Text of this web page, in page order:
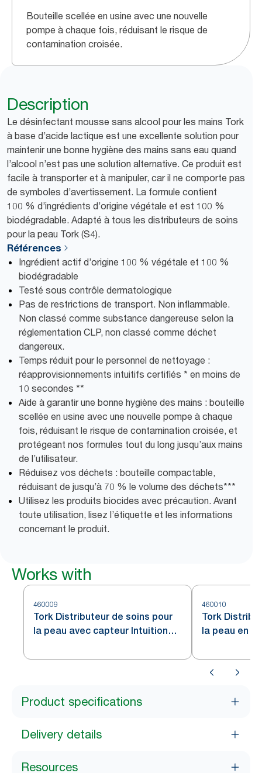
Bouteille scellée en usine avec une nouvelle
pompe à chaque fois, réduisant le risque de
contamination croisée.
Description
Le désinfectant mousse sans alcool pour les mains Tork
à base d’acide lactique est une excellente solution pour
maintenir une bonne hygiène des mains sans eau quand
l’alcool n’est pas une solution alternative. Ce produit est
facile à transporter et à manipuler, car il ne comporte pas
de symboles d’avertissement. La formule contient
100 % d’ingrédients d’origine végétale et est 100 %
biodégradable. Adapté à tous les distributeurs de soins
pour la peau Tork (S4).
Références
Ingrédient actif d’origine 100 % végétale et 100 %
biodégradable
Testé sous contrôle dermatologique
Pas de restrictions de transport. Non inflammable.
Non classé comme substance dangereuse selon la
réglementation CLP, non classé comme déchet
dangereux.
Temps réduit pour le personnel de nettoyage :
réapprovisionnements intuitifs certifiés * en moins de
10 secondes **
Aide à garantir une bonne hygiène des mains : bouteille
scellée en usine avec une nouvelle pompe à chaque
fois, réduisant le risque de contamination croisée, et
protégeant nos formules tout du long jusqu’aux mains
de l’utilisateur.
Réduisez vos déchets : bouteille compactable,
réduisant de jusqu’à 70 % le volume des déchets***
Utilisez les produits biocides avec précaution. Avant
toute utilisation, lisez l’étiquette et les informations
concernant le produit.
Works with
460009
Tork Distributeur de soins pour
la peau avec capteur Intuition™
460010
Tork
la peau en
Product specifications
Delivery details
Resources